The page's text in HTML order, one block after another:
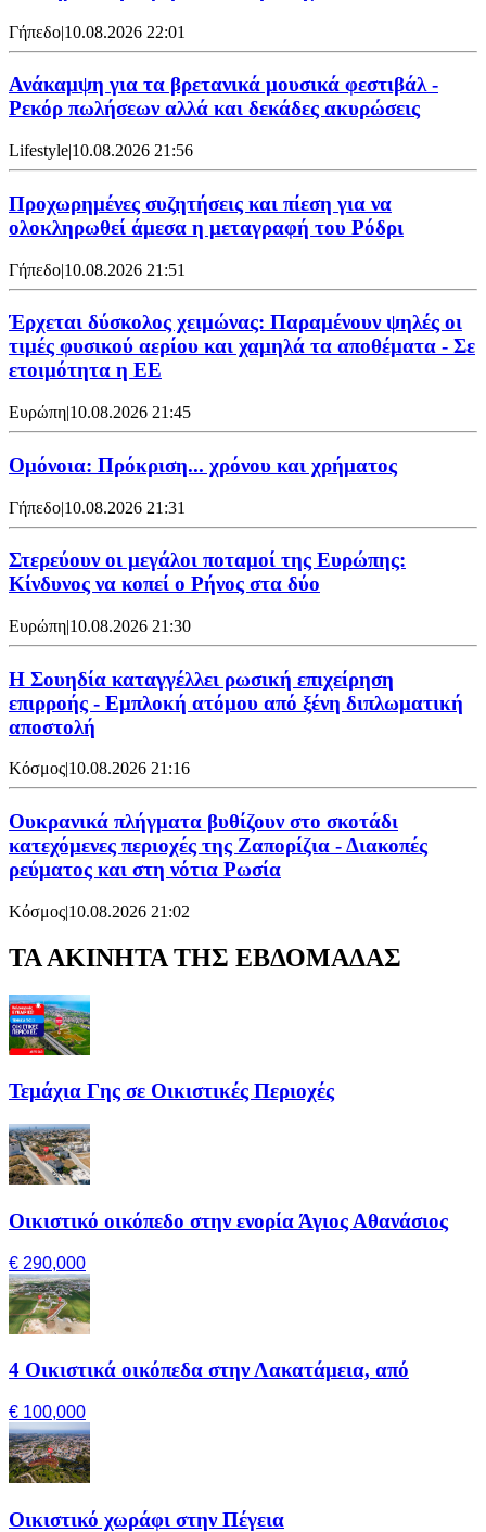
Γήπεδο|10.08.2026 22:01
Ανάκαμψη για τα βρετανικά μουσικά φεστιβάλ -
Ρεκόρ πωλήσεων αλλά και δεκάδες ακυρώσεις
Lifestyle|10.08.2026 21:56
Προχωρημένες συζητήσεις και πίεση για να
ολοκληρωθεί άμεσα η μεταγραφή του Ρόδρι
Γήπεδο|10.08.2026 21:51
Έρχεται δύσκολος χειμώνας: Παραμένουν ψηλές οι
τιμές φυσικού αερίου και χαμηλά τα αποθέματα - Σε
ετοιμότητα η ΕΕ
Ευρώπη|10.08.2026 21:45
Ομόνοια: Πρόκριση... χρόνου και χρήματος
Γήπεδο|10.08.2026 21:31
Στερεύουν οι μεγάλοι ποταμοί της Ευρώπης:
Κίνδυνος να κοπεί ο Ρήνος στα δύο
Ευρώπη|10.08.2026 21:30
Η Σουηδία καταγγέλλει ρωσική επιχείρηση
επιρροής - Εμπλοκή ατόμου από ξένη διπλωματική
αποστολή
Κόσμος|10.08.2026 21:16
Ουκρανικά πλήγματα βυθίζουν στο σκοτάδι
κατεχόμενες περιοχές της Ζαπορίζια - Διακοπές
ρεύματος και στη νότια Ρωσία
Κόσμος|10.08.2026 21:02
ΤΑ ΑΚΙΝΗΤΑ ΤΗΣ ΕΒΔΟΜΑΔΑΣ
Τεμάχια Γης σε Οικιστικές Περιοχές
Οικιστικό οικόπεδο στην ενορία Άγιος Αθανάσιος
€ 290,000
4 Οικιστικά οικόπεδα στην Λακατάμεια, από
€ 100,000
Οικιστικό χωράφι στην Πέγεια